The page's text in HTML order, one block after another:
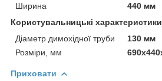
Ширина
440 мм
Користувальницькі характеристики
Діаметр димохідної труби
130 мм
Розміри, мм
Приховати